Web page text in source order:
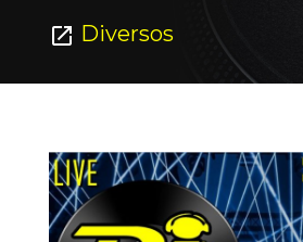
open_in_new Diversos